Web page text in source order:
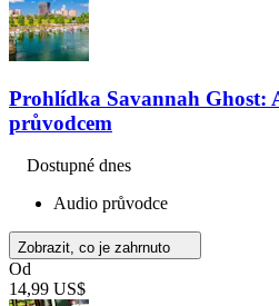
Prohlídka Savannah Ghost:
průvodcem
Dostupné dnes
Audio průvodce
Zobrazit, co je zahrnuto
Od
14,99 US$